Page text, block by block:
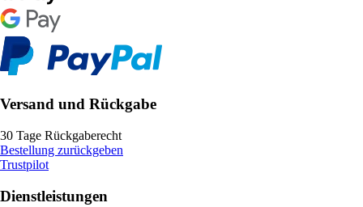
Versand und Rückgabe
30 Tage Rückgaberecht
Bestellung zurückgeben
Trustpilot
Dienstleistungen